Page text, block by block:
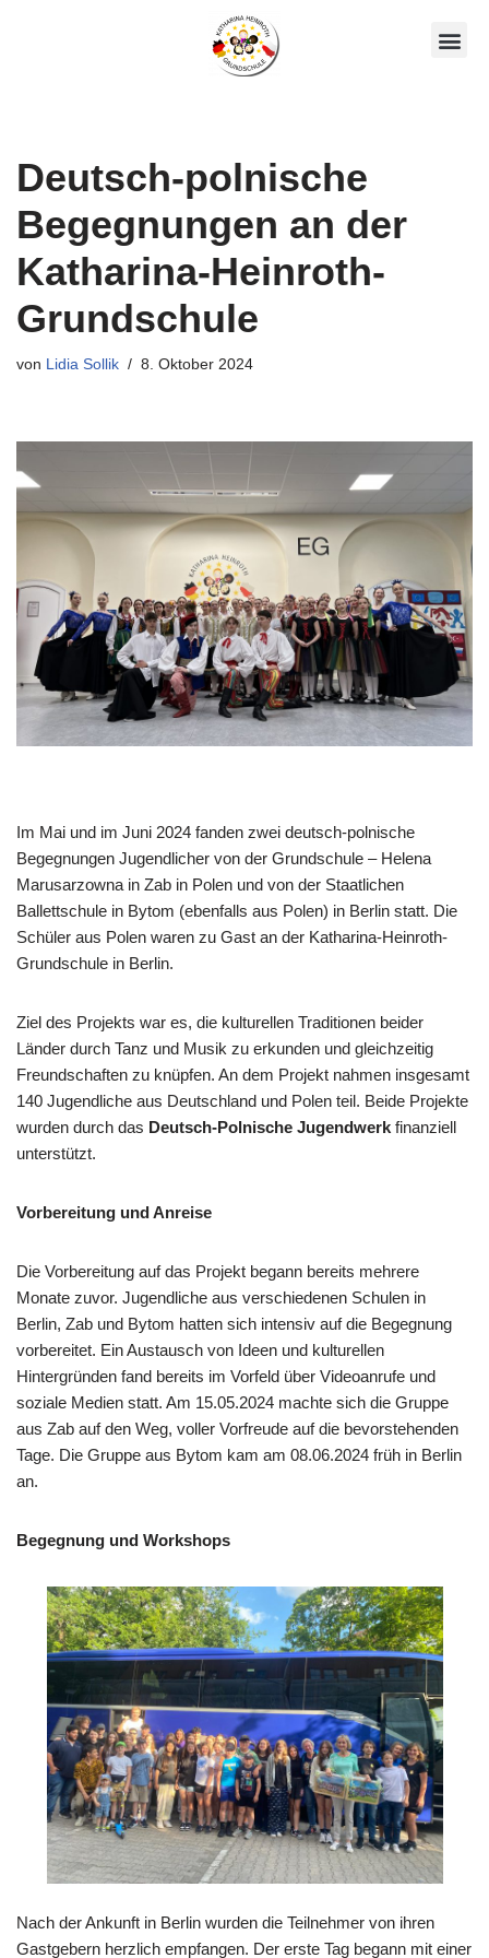
Deutsch-polnische
Begegnungen an der
Katharina-Heinroth-
Grundschule
von Lidia Sollik 8. Oktober 2024
Im Mai und im Juni 2024 fanden zwei deutsch-polnische
Begegnungen Jugendlicher von der Grundschule – Helena
Marusarzowna in Zab in Polen und von der Staatlichen
Ballettschule in Bytom (ebenfalls aus Polen) in Berlin statt. Die
Schüler aus Polen waren zu Gast an der Katharina-Heinroth-
Grundschule in Berlin.
Ziel des Projekts war es, die kulturellen Traditionen beider
Länder durch Tanz und Musik zu erkunden und gleichzeitig
Freundschaften zu knüpfen. An dem Projekt nahmen insgesamt
140 Jugendliche aus Deutschland und Polen teil. Beide Projekte
wurden durch das Deutsch-Polnische Jugendwerk finanziell
unterstützt.
Vorbereitung und Anreise
Die Vorbereitung auf das Projekt begann bereits mehrere
Monate zuvor. Jugendliche aus verschiedenen Schulen in
Berlin, Zab und Bytom hatten sich intensiv auf die Begegnung
vorbereitet. Ein Austausch von Ideen und kulturellen
Hintergründen fand bereits im Vorfeld über Videoanrufe und
soziale Medien statt. Am 15.05.2024 machte sich die Gruppe
aus Zab auf den Weg, voller Vorfreude auf die bevorstehenden
Tage. Die Gruppe aus Bytom kam am 08.06.2024 früh in Berlin
an.
Begegnung und Workshops
Nach der Ankunft in Berlin wurden die Teilnehmer von ihren
Gastgebern herzlich empfangen. Der erste Tag begann mit einer